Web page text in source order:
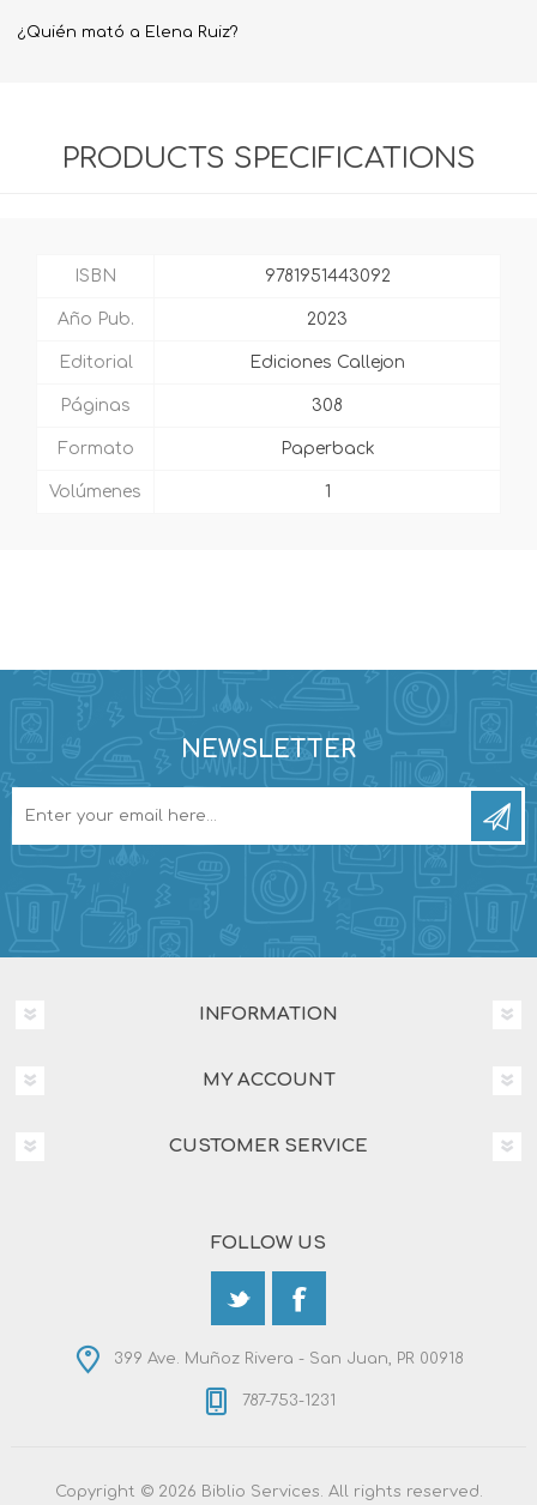
¿Quién mató a Elena Ruiz?
PRODUCTS SPECIFICATIONS
ISBN 9781951443092
Año Pub. 2023
Editorial Ediciones Callejon
Páginas 308
Formato Paperback
Volúmenes 1
NEWSLETTER
INFORMATION
MY ACCOUNT
CUSTOMER SERVICE
FOLLOW US
399 Ave. Muñoz Rivera - San Juan, PR 00918
787-753-1231
Copyright © 2026 Biblio Services. All rights reserved.